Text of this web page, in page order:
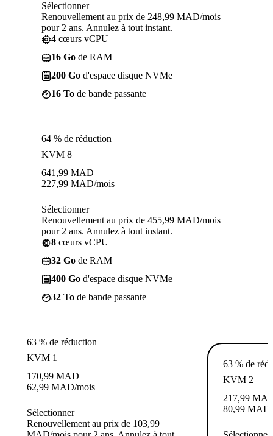
Sélectionner
Renouvellement au prix de 248,99 MAD/mois
pour 2 ans. Annulez à tout instant.
4 cœurs vCPU
16 Go de RAM
200 Go d'espace disque NVMe
16 To de bande passante
64 % de réduction
KVM 8
641,99 MAD
227,99 MAD/mois
Sélectionner
Renouvellement au prix de 455,99 MAD/mois
pour 2 ans. Annulez à tout instant.
8 cœurs vCPU
32 Go de RAM
400 Go d'espace disque NVMe
32 To de bande passante
63 % de réduction
KVM 1
170,99 MAD
62,99 MAD/mois
Sélectionner
Renouvellement au prix de 103,99
63 % de
KVM 2
217,99
80,99 MAD